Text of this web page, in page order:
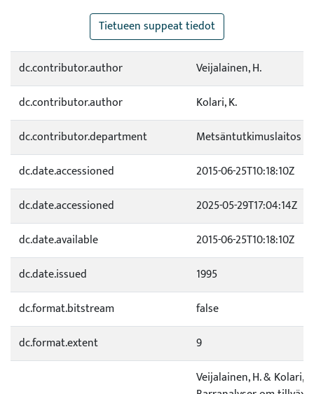
Tietueen suppeat tiedot
dc.contributor.author
Veijalainen, H.
dc.contributor.author
Kolari, K.
dc.contributor.department
Metsäntutkimuslaitos
dc.date.accessioned
2015-06-25T10:18:10Z
dc.date.accessioned
2025-05-29T17:04:14Z
dc.date.available
2015-06-25T10:18:10Z
dc.date.issued
1995
dc.format.bitstream
false
dc.format.extent
9
Veijalainen, H. & Kolari,